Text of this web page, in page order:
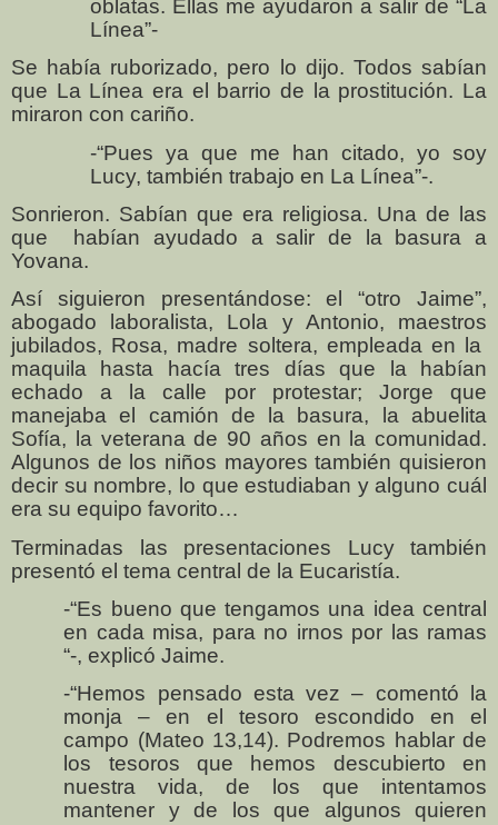
oblatas. Ellas me ayudaron a salir de “La
Línea”-
Se había ruborizado, pero lo dijo. Todos sabían
que La Línea era el barrio de la prostitución. La
miraron con cariño.
-“Pues ya que me han citado, yo soy
Lucy, también trabajo en La Línea”-.
Sonrieron. Sabían que era religiosa. Una de las
que
habían ayudado a salir de la basura a
Yovana.
Así siguieron presentándose: el “otro Jaime”,
abogado laboralista, Lola y Antonio, maestros
jubilados, Rosa, madre soltera, empleada en la
maquila hasta hacía tres días que la habían
echado a la calle por protestar; Jorge que
manejaba el camión de la basura, la abuelita
Sofía, la veterana de 90 años en la comunidad.
Algunos de los niños mayores también quisieron
decir su nombre, lo que estudiaban y alguno cuál
era su equipo favorito…
Terminadas las presentaciones Lucy también
presentó el tema central de la Eucaristía.
-“Es bueno que tengamos una idea central
en cada misa, para no irnos por las ramas
“-, explicó Jaime.
-“Hemos pensado esta vez – comentó la
monja – en el tesoro escondido en el
campo (Mateo 13,14). Podremos hablar de
los tesoros que hemos descubierto en
nuestra vida, de los que intentamos
mantener y de los que algunos quieren